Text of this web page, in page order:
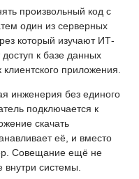
произвольный код с
один из серверных
который изучают ИТ-
к базе данных
приложения.
инженерия без единого
подключается к
скачать
её, и вместо
Совещание ещё не
внутри системы.